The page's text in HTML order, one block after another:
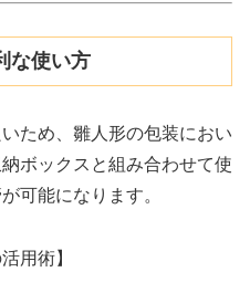
な使い方
ため、雛人形の包装におい
ボックスと組み合わせて使
可能になります。
用術】